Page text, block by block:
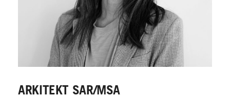
ARKITEKT SAR/MSA